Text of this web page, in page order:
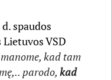
spaudos
VSD
kad tam
parodo, kad